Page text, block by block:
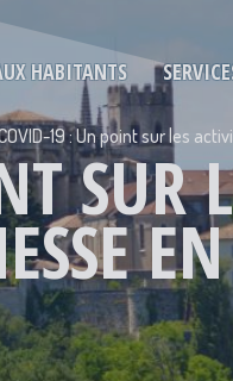
HABITANTS
19 : Un point sur les
SUR